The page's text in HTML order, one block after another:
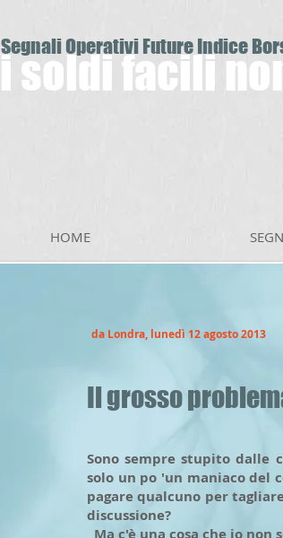
i soldi facili
HOME
da Londra, lunedì 12 agosto 2013
Il grosso
Sono sempre stupito dalle
solo un po 'un maniaco del
pagare qualcuno per
discussione?
Ma c'è una cosa che io
Segnali Operativi Future Indice